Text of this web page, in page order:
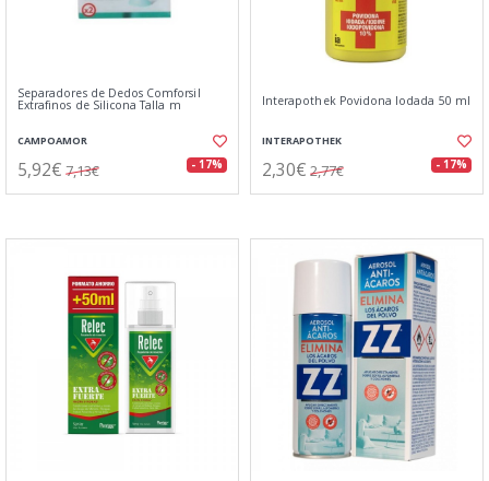
Separadores de Dedos Comforsil
Extrafinos de Silicona Talla m
CAMPOAMOR
5,92€ 7,13€ - 17%
Interapothek Povidona Iodada 50 ml
INTERAPOTHEK
2,30€ 2,77€ - 17%